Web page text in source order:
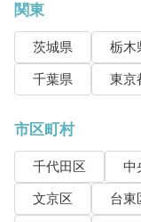
関東
茨城県 栃木
千葉県
東京
市区町村
千代田区 中
文京区
台東